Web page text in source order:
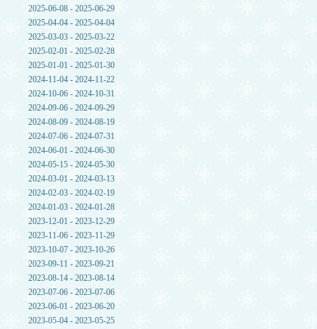
2025-06-08 - 2025-06-29
2025-04-04 - 2025-04-04
2025-03-03 - 2025-03-22
2025-02-01 - 2025-02-28
2025-01-01 - 2025-01-30
2024-11-04 - 2024-11-22
2024-10-06 - 2024-10-31
2024-09-06 - 2024-09-29
2024-08-09 - 2024-08-19
2024-07-06 - 2024-07-31
2024-06-01 - 2024-06-30
2024-05-15 - 2024-05-30
2024-03-01 - 2024-03-13
2024-02-03 - 2024-02-19
2024-01-03 - 2024-01-28
2023-12-01 - 2023-12-29
2023-11-06 - 2023-11-29
2023-10-07 - 2023-10-26
2023-09-11 - 2023-09-21
2023-08-14 - 2023-08-14
2023-07-06 - 2023-07-06
2023-06-01 - 2023-06-20
2023-05-04 - 2023-05-25